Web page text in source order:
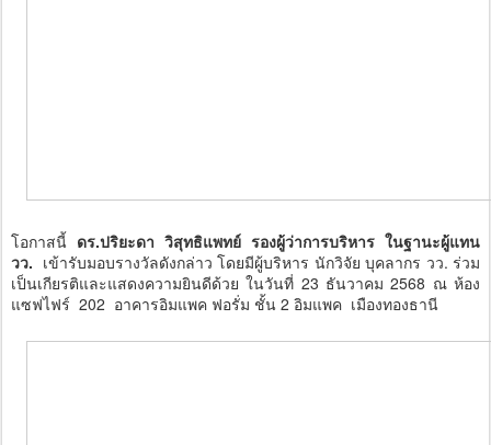
โอกาสนี้ ดร.ปริยะดา วิสุทธิแพทย์ รองผู้ว่าการบริหาร ในฐานะผู้แทน
วว. เข้ารับมอบรางวัลดังกล่าว โดยมีผู้บริหาร นักวิจัย บุคลากร วว. ร่วม
เป็นเกียรติและแสดงความยินดีด้วย ในวันที่ 23 ธันวาคม 2568 ณ ห้อง
แซฟไฟร์ 202 อาคารอิมแพค ฟอรั่ม ชั้น 2 อิมแพค เมืองทองธานี